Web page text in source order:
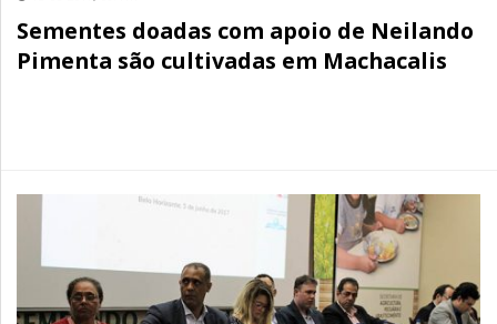
Sementes doadas com apoio de Neilando
Pimenta são cultivadas em Machacalis